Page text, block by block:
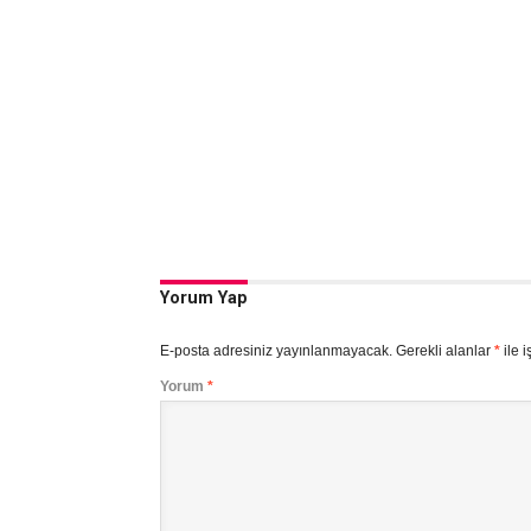
Yorum Yap
E-posta adresiniz yayınlanmayacak. Gerekli alanlar *ile
Yorum *